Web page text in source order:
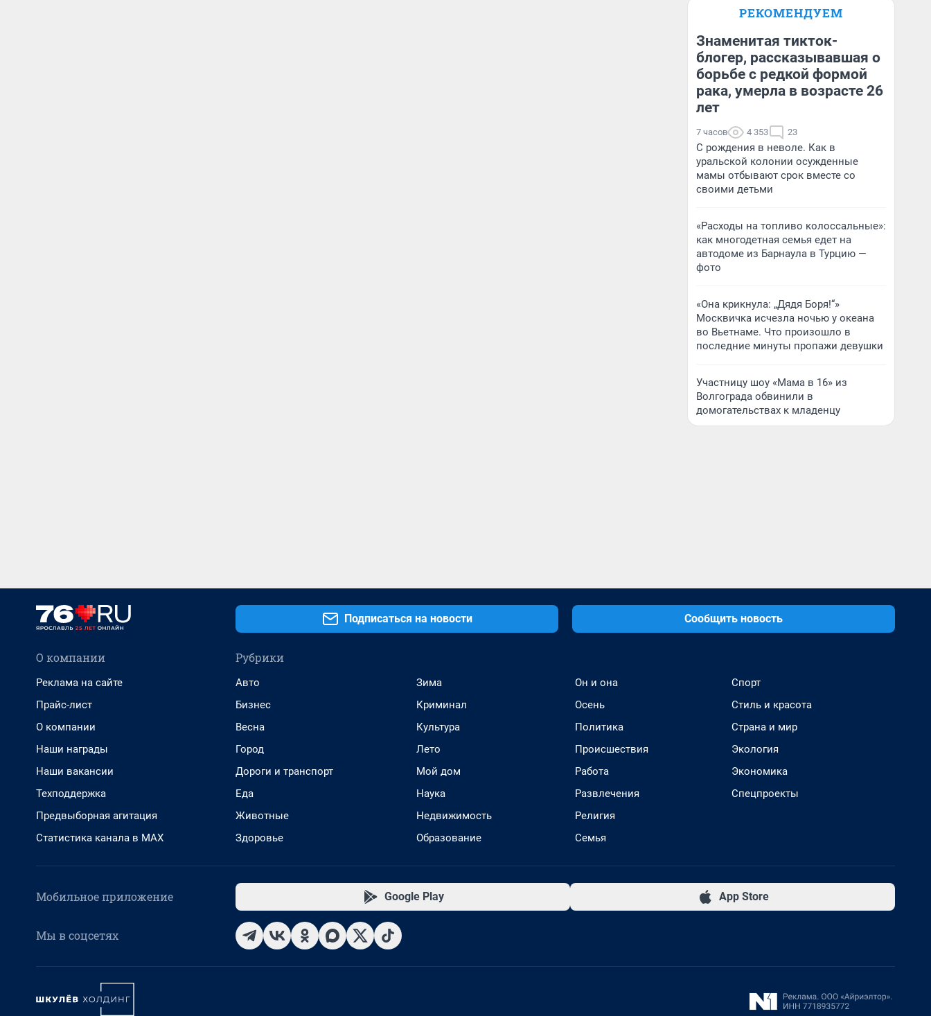
РЕКОМЕНДУЕМ
Знаменитая тикток-
блогер, рассказывавшая о
борьбе с редкой формой
рака, умерла в возрасте 26
лет
7 часов 4 353 23
С рождения в неволе. Как в
уральской колонии осужденные
мамы отбывают срок вместе со
своими детьми
«Расходы на топливо колоссальные»:
как многодетная семья едет на
автодоме из Барнаула в Турцию —
фото
«Она крикнула: „Дядя Боря!“»
Москвичка исчезла ночью у океана
во Вьетнаме. Что произошло в
последние минуты пропажи девушки
Участницу шоу «Мама в 16» из
Волгограда обвинили в
домогательствах к младенцу
Подписаться на новости Сообщить новость
О компании
Реклама на сайте
Прайс-лист
О компании
Наши награды
Наши вакансии
Техподдержка
Предвыборная агитация
Статистика канала в MAX
Рубрики
Авто
Бизнес
Весна
Город
Дороги и транспорт
Еда
Животные
Здоровье
Зима
Криминал
Культура
Лето
Мой дом
Наука
Недвижимость
Образование
Он и она
Осень
Политика
Происшествия
Работа
Развлечения
Религия
Семья
Спорт
Стиль и красота
Страна и мир
Экология
Экономика
Спецпроекты
Мобильное приложение Google Play App Store
Мы в соцсетях